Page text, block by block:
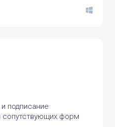
подписание
сопутствующих форм